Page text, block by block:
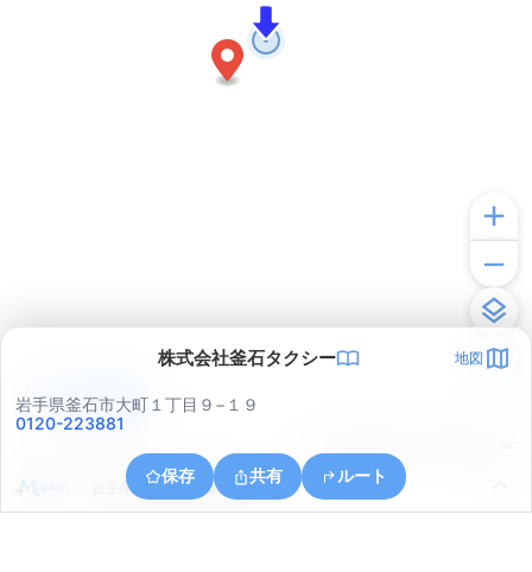
株式会社釜石タクシー 地図
岩手県釜石市大町１丁目９−１９
0120-223881
保存 共有 ルート
岩手県釜石市釜石第２地割
アプリで見る